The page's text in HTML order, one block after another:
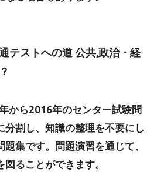
テストへの道 公共,政治・経
から2016年のセンター試験問
分割し、知識の整理を不要にし
題集です。問題演習を通じて、
ることができます。